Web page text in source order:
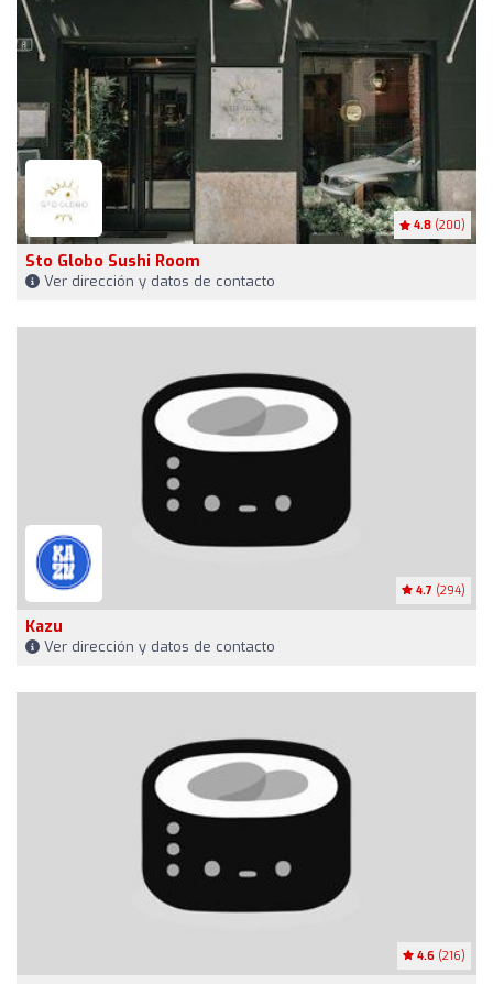
4.8 (200)
Sto Globo Sushi Room
Ver dirección y datos de contacto
4.7 (294)
Kazu
Ver dirección y datos de contacto
4.6 (216)